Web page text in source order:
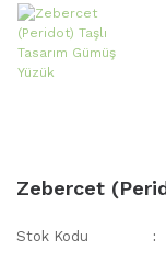
Zebercet
Stok Kodu